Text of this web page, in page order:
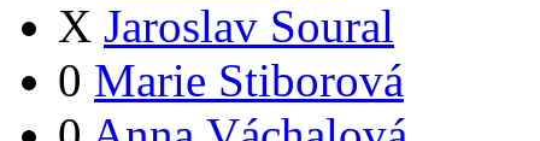
X Jaroslav Soural
0 Marie Stiborová